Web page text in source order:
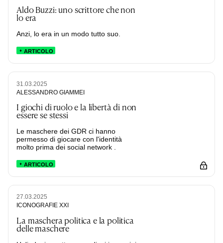
Aldo Buzzi: uno scrittore che non
lo era
Anzi, lo era in un modo tutto suo.
ARTICOLO
31.03.2025
ALESSANDRO GIAMMEI
I giochi di ruolo e la libertà di non
essere se stessi
Le maschere dei GDR ci hanno
permesso di giocare con l'identità
molto prima dei social network .
ARTICOLO
27.03.2025
ICONOGRAFIE XXI
La maschera politica e la politica
delle maschere